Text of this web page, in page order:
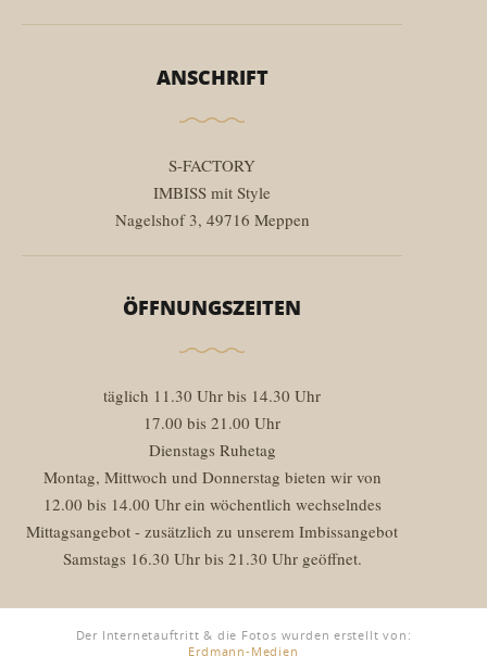
ANSCHRIFT
S-FACTORY
IMBISS mit Style
Nagelshof 3, 49716 Meppen
ÖFFNUNGSZEITEN
täglich 11.30 Uhr bis 14.30 Uhr
17.00 bis 21.00 Uhr
Dienstags Ruhetag
Montag, Mittwoch und Donnerstag bieten wir von
12.00 bis 14.00 Uhr ein wöchentlich wechselndes
Mittagsangebot - zusätzlich zu unserem Imbissangebot
Samstags 16.30 Uhr bis 21.30 Uhr geöffnet.
Der Internetauftritt & die Fotos wurden erstellt von:
Erdmann-Medien